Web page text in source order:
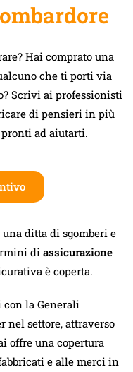
Hai comprato una
che ti porti via
Scrivi ai professionisti
di pensieri in più
ad aiutarti.
ditta di sgomberi e
di assicurazione
è coperta.
la Generali
nel settore, attraverso
offre una copertura
e alle merci in